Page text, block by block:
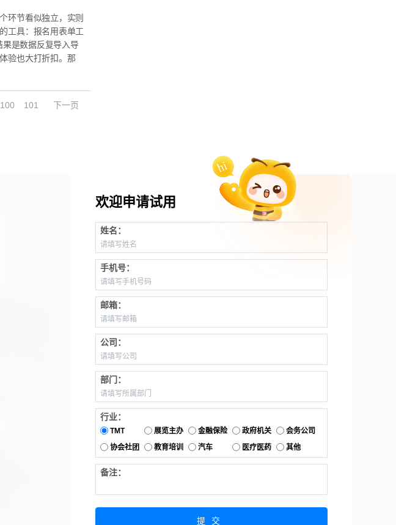
环节看似独立，实则
工具：报名用表单工
是数据反复导入导
验也大打折扣。那
100 101 下一页
欢迎申请试用
姓名：
手机号：
邮箱：
公司：
部门：
行业：
TMT 展览主办 金融保险 政府机关
会务公司
协会社团
教育培训 汽车 医疗医药 其他
备注：
提交